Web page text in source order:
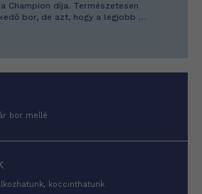
Champion díja. Természetesen
bor, de azt, hogy a legjobb …
bor mellé
koccinthatunk